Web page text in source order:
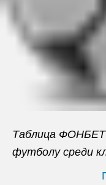
Таблица
футболу среди